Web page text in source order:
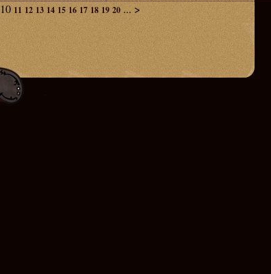
10 11 12 13 14 15 16 17 18 19 20 ... >